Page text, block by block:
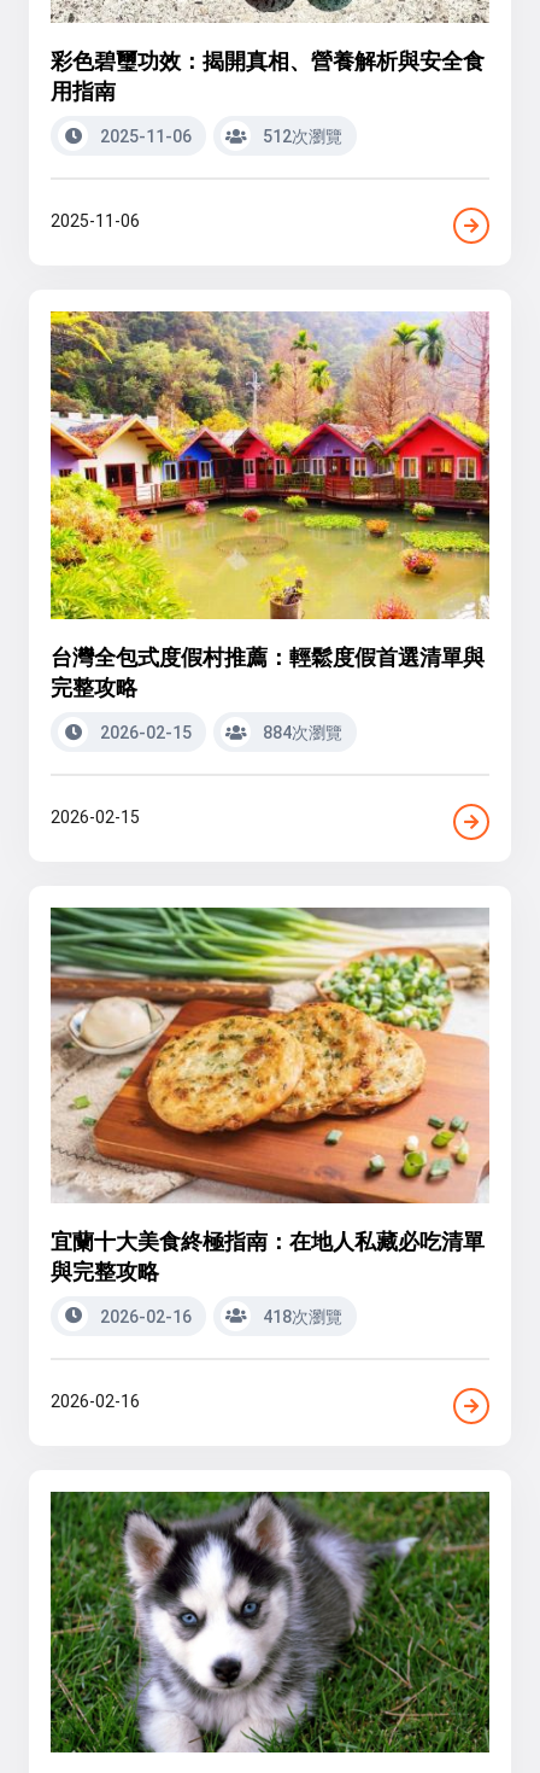
彩色碧璽功效：揭開真相、營養解析與安全食
用指南
2025-11-06 512次瀏覽
2025-11-06
台灣全包式度假村推薦：輕鬆度假首選清單與
完整攻略
2026-02-15 884次瀏覽
2026-02-15
宜蘭十大美食終極指南：在地人私藏必吃清單
與完整攻略
2026-02-16 418次瀏覽
2026-02-16